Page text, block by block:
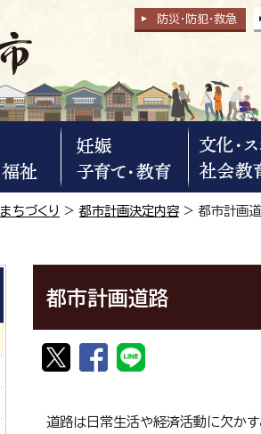
防災・防犯・救急
まちづくり > 都市計画決定内容> 都市計画
都市計画道路
道路は日常生活や経済活動に欠か